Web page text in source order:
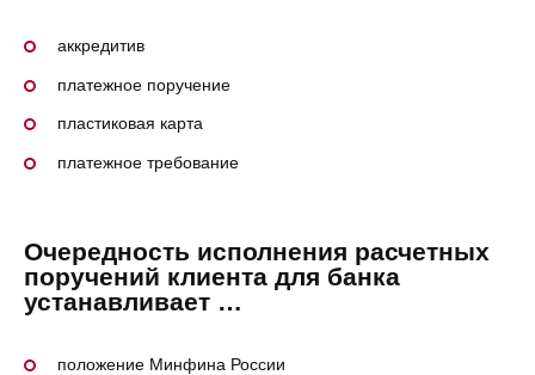
аккредитив
платежное поручение
пластиковая карта
платежное требование
Очередность исполнения расчетных
поручений клиента для банка
устанавливает …
положение Минфина России